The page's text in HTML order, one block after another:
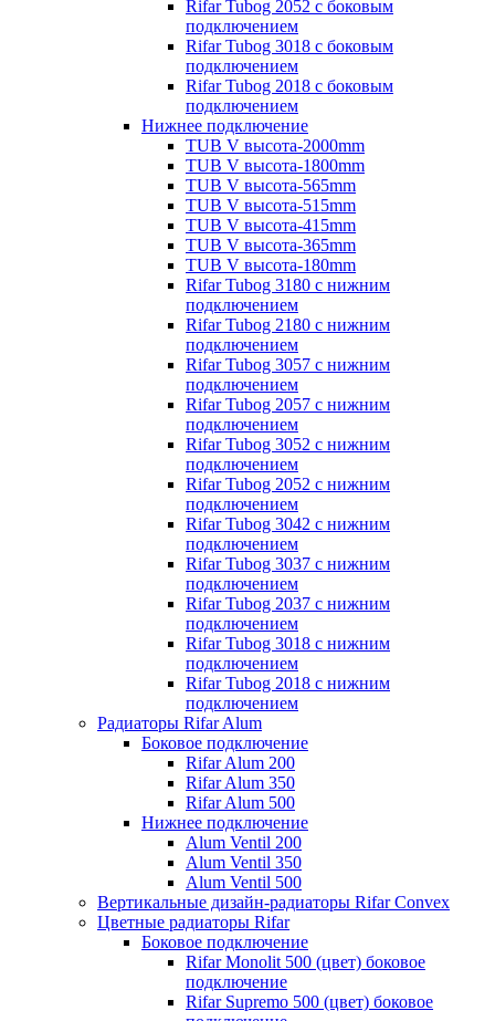
Rifar Tubog 2052 с боковым
подключением
Rifar Tubog 3018 с боковым
подключением
Rifar Tubog 2018 с боковым
подключением
Нижнее подключение
TUB V высота-2000mm
TUB V высота-1800mm
TUB V высота-565mm
TUB V высота-515mm
TUB V высота-415mm
TUB V высота-365mm
TUB V высота-180mm
Rifar Tubog 3180 с нижним
подключением
Rifar Tubog 2180 с нижним
подключением
Rifar Tubog 3057 с нижним
подключением
Rifar Tubog 2057 с нижним
подключением
Rifar Tubog 3052 с нижним
подключением
Rifar Tubog 2052 с нижним
подключением
Rifar Tubog 3042 с нижним
подключением
Rifar Tubog 3037 с нижним
подключением
Rifar Tubog 2037 с нижним
подключением
Rifar Tubog 3018 с нижним
подключением
Rifar Tubog 2018 с нижним
подключением
Радиаторы Rifar Alum
Боковое подключение
Rifar Alum 200
Rifar Alum 350
Rifar Alum 500
Нижнее подключение
Alum Ventil 200
Alum Ventil 350
Alum Ventil 500
Вертикальные дизайн-радиаторы Rifar Convex
Цветные радиаторы Rifar
Боковое подключение
Rifar Monolit 500 (цвет) боковое
подключение
Rifar Supremo 500 (цвет) боковое